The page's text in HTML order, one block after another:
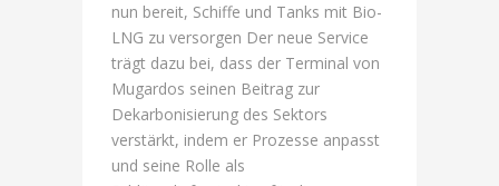
nun bereit, Schiffe und Tanks mit Bio-
LNG zu versorgen Der neue Service
trägt dazu bei, dass der Terminal von
Mugardos seinen Beitrag zur
Dekarbonisierung des Sektors
verstärkt, indem er Prozesse anpasst
und seine Rolle als